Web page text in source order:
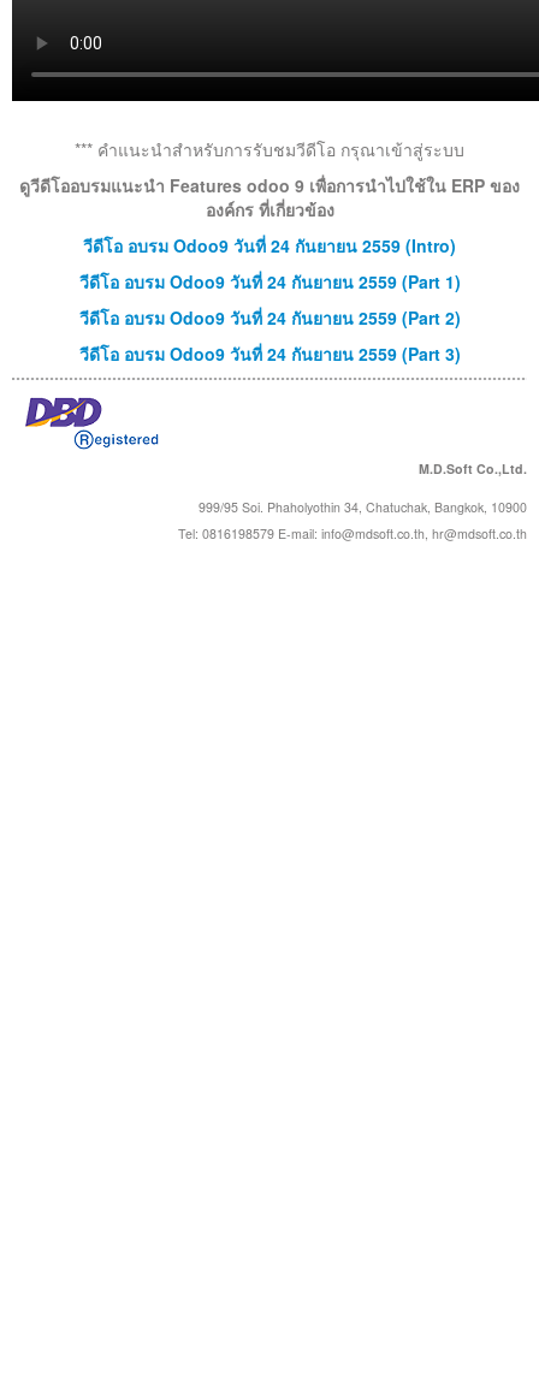
*** คำแนะนำสำหรับการรับชมวีดีโอ กรุณาเข้าสู่ระบบ
ดูวีดีโออบรมแนะนำ Features odoo 9 เพื่อการนำไปใช้ใน ERP ของ
องค์กร ที่เกี่ยวข้อง
วีดีโอ อบรม Odoo9 วันที่ 24 กันยายน 2559 (Intro)
วีดีโอ อบรม Odoo9 วันที่ 24 กันยายน 2559 (Part 1)
วีดีโอ อบรม Odoo9 วันที่ 24 กันยายน 2559 (Part 2)
วีดีโอ อบรม Odoo9 วันที่ 24 กันยายน 2559 (Part 3)
M.D.Soft Co.,Ltd.
999/95 Soi. Phaholyothin 34, Chatuchak, Bangkok, 10900
Tel: 0816198579 E-mail: info@mdsoft.co.th, hr@mdsoft.co.th